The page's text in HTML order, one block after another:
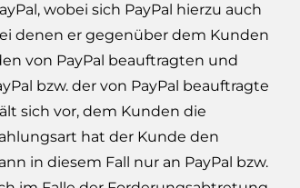
wobei sich PayPal hierzu auch
denen er gegenüber dem Kunden
von PayPal beauftragten und
bzw. der von PayPal beauftragte
sich vor, dem Kunden die
hat der Kunde den
in diesem Fall nur an PayPal bzw.